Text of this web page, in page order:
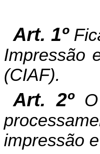
Art. 1º
Impressão
(CIAF).
Art. 2º
impressão